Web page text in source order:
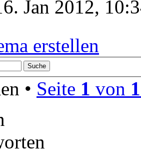
Jan 2012,
erstellen
• Seite 1 von